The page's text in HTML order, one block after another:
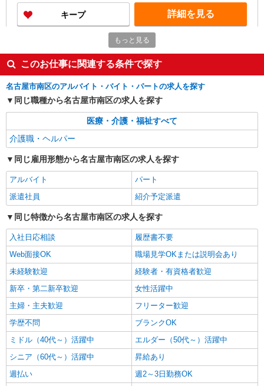
ヶ月)は支給なし
キープ 詳細を見る
名古屋南ケアセンターそよ風：RO13977
スクランブル介護スタッフ
【月給】275,000円〜330,000円 ▼給与詳細 処
遇改善手当：35,920円 ▼下記別途支給 夜勤手当：
6,000円（1回） 準夜勤手当：3,500円（1回） 通勤
手当 年末年始手当：380円/時 寸志あり：年2回（6
月・12月） ※業績による 特別報酬：平均34.1万円
愛知県名古屋市南区白雲町6
キープ 詳細を見る
正社員
名古屋南ケアセンターそよ風：RO13980
スクランブル介護スタッフ
【月給】275,000円〜330,000円 ▼給与詳細 資
格手当：5,000〜10,000円 スクランブル手当：
10,000円 処遇改善手当：35,920円 住宅手当：規定
あり 精勤手当：8,000円 調整手当：0〜100,000円
▼下記別途支給 夜勤手当：6,000円/回 通勤手当
年末年始手当：380円/時 賞与年2回（6月・12月）
昇給年1回（4月） 特別報酬：平均34.1万円（最高
額135万円） ※2025年6月支給実績 ※処遇改善手
当は試用期間中(3ヶ月)は支給なし
詳細を見る
パート
名古屋南ケアセンターそよ風：RO14073
グループホーム 介護スタッフ
【時給】1,350円〜1,520円 ▼給与詳細 処遇改
善手当：200〜220円/時 夜勤手当:6,000円/回 ▼下
記別途支給 通勤手当 年末年始手当：380円/時
※12/300時〜1/324時 寸志あり：年2回（6月・12
月） ※業績による ※処遇改善手当は試用期間中(3
愛知県名古屋市南区白雲町6
詳細を見る
もっと見る
このお仕事に関連する条件で探す
名古屋市南区のアルバイト・バイト・パートの求人を探す
同じ職種から名古屋市南区の求人を探す
医療・介護・福祉すべて
介護職・ヘルパー
同じ雇用形態から名古屋市南区の求人を探す
アルバイト
パート
派遣社員
紹介予定派遣
同じ特徴から名古屋市南区の求人を探す
入社日応相談
履歴書不要
Web面接OK
職場見学OKまたは説明会あり
未経験歓迎
経験者・有資格者歓迎
新卒・第二新卒歓迎
女性活躍中
主婦・主夫歓迎
フリーター歓迎
学歴不問
ブランクOK
ミドル（40代～）活躍中
エルダー（50代～）活躍中
シニア（60代～）活躍中
昇給あり
週払い
週2～3日勤務OK